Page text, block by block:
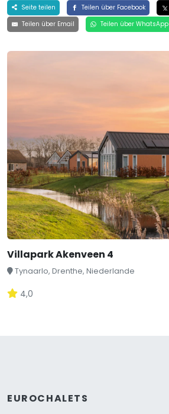
Seite teilen Teilen über Facebook
Teilen über Email
Teilen über WhatsApp
Villapark Akenveen 4
Tynaarlo, Drenthe, Niederlande
4,0
EUROCHALETS